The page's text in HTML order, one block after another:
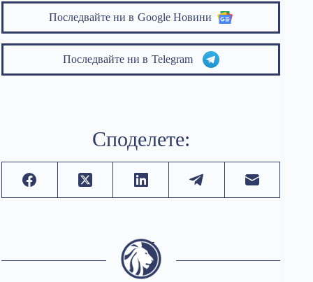
Последвайте ни в Google Новини
Последвайте ни в Telegram
Споделете: